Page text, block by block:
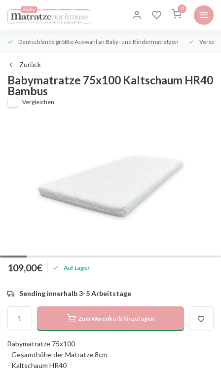
0
Deutschlands größte Auswahl an Baby- und Kindermatratzen
Zurück
Babymatratze 75x100 Kaltschaum HR40
Bambus
Vergleichen
109,00€ Auf Lager
Sending innerhalb 3-5 Arbeitstage
Zum Warenkorb hinzufügen
Babymatratze 75x100
- Gesamthöhe der Matratze 8cm
- Kaltschaum HR40